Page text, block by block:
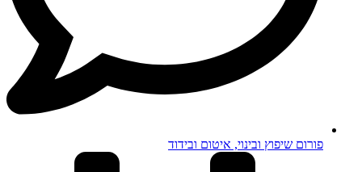
פורום שיפוץ ובינוי, איטום ובידוד